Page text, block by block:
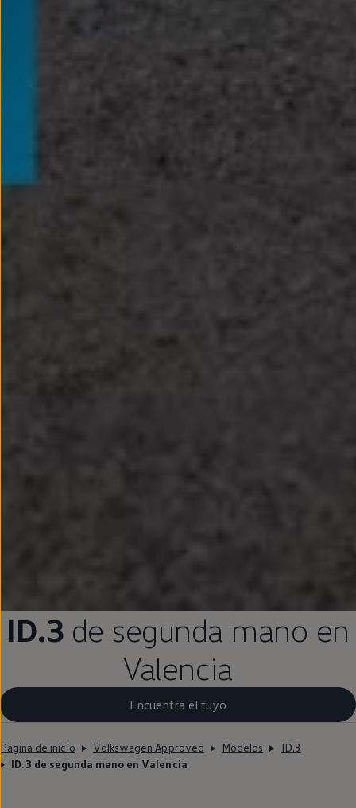
ID.3 de segunda mano en
Valencia
Encuentra el tuyo
Página de inicio Volkswagen Approved Modelos
ID.3
ID.3 de segunda mano en Valencia